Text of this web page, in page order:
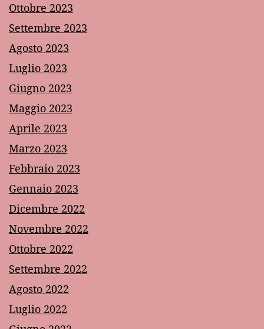
Ottobre 2023
Settembre 2023
Agosto 2023
Luglio 2023
Giugno 2023
Maggio 2023
Aprile 2023
Marzo 2023
Febbraio 2023
Gennaio 2023
Dicembre 2022
Novembre 2022
Ottobre 2022
Settembre 2022
Agosto 2022
Luglio 2022